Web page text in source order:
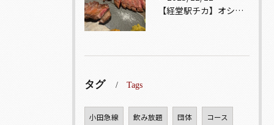
【経堂駅チカ】オシャレ居酒屋🏮自慢のお肉が楽しめる🐃お得なコ...
タグ Tags
小田急線 飲み放題 団体 コース